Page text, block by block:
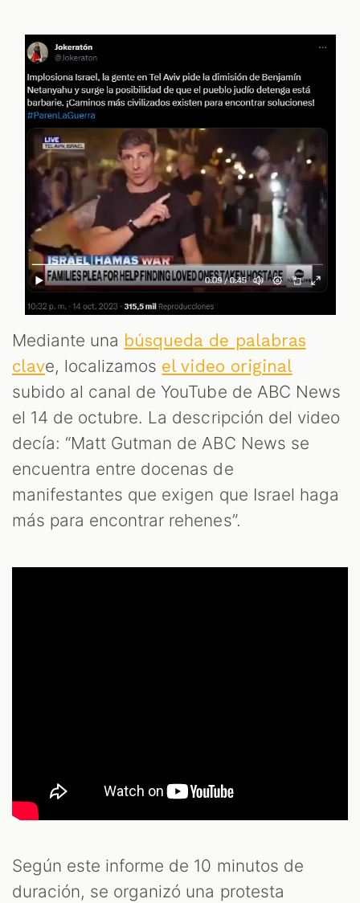
Mediante una búsqueda de palabras
clave, localizamos el video original
subido al canal de YouTube de ABC News
el 14 de octubre. La descripción del video
decía: “Matt Gutman de ABC News se
encuentra entre docenas de
manifestantes que exigen que Israel haga
más para encontrar rehenes”.
Según este informe de 10 minutos de
duración, se organizó una protesta